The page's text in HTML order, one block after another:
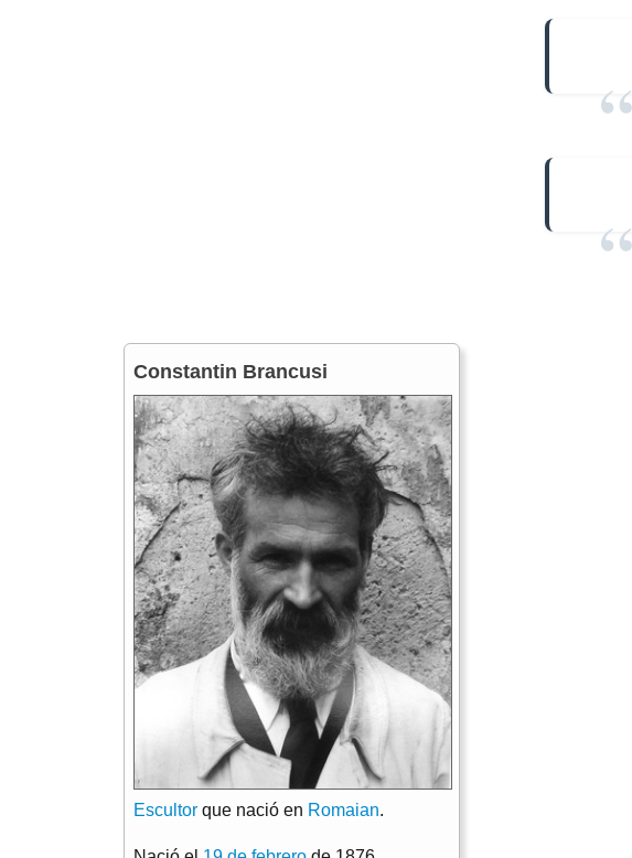
Constantin Brancusi
Escultor que nació en Romaian.